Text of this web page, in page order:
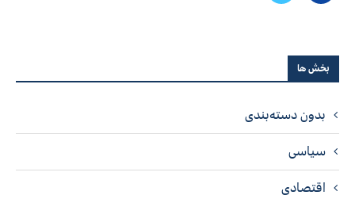
بخش ها
بدون دسته‌بندی
سیاسی
اقتصادی